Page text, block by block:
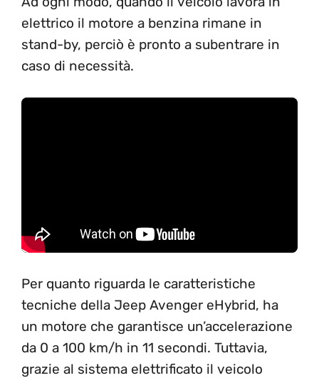
elettrico il motore a benzina rimane in
stand-by, perciò è pronto a subentrare in
caso di necessità.
Per quanto riguarda le caratteristiche
tecniche della Jeep Avenger eHybrid, ha
un motore che garantisce un’accelerazione
da 0 a 100 km/h in 11 secondi. Tuttavia,
grazie al sistema elettrificato il veicolo